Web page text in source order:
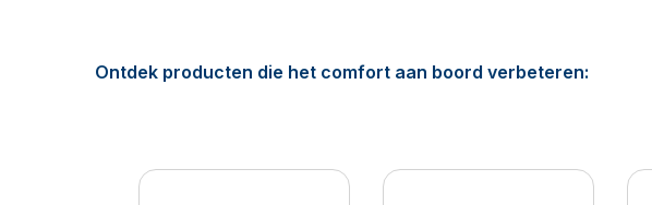
Ontdek producten die het comfort aan boord verbeteren: